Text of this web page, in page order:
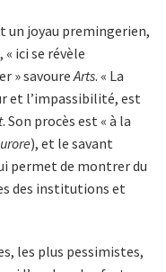
un joyau premingerien,
ici se révèle
» savoure Arts. « La
et l’impassibilité, est
. Son procès est « à la
), et le savant
permet de montrer du
des institutions et
les plus pessimistes,